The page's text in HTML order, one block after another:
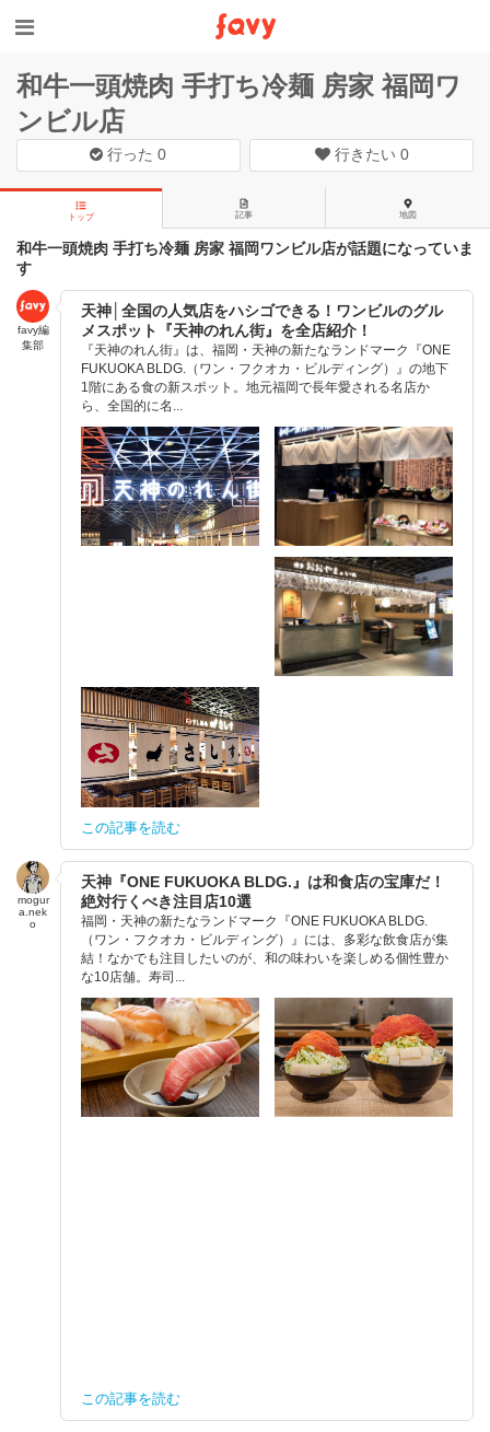
和牛一頭焼肉 手打ち冷麺 房家 福岡ワ
ンビル店
行った0 行きたい 0
トップ 記事 地図
和牛一頭焼肉 手打ち冷麺 房家 福岡ワンビル店が話題になっていま
す
favy編
集部
天神│全国の人気店をハシゴできる！ワンビルのグル
メスポット『天神のれん街』を全店紹介！
『天神のれん街』は、福岡・天神の新たなランドマーク『ONE
FUKUOKA BLDG.（ワン・フクオカ・ビルディング）』の地下
1階にある食の新スポット。地元福岡で長年愛される名店か
ら、全国的に名...
この記事を読む
mogur
a.nek
o
天神『ONE FUKUOKA BLDG.』は和食店の宝庫だ！
絶対行くべき注目店10選
福岡・天神の新たなランドマーク『ONE FUKUOKA BLDG.
（ワン・フクオカ・ビルディング）』には、多彩な飲食店が集
結！なかでも注目したいのが、和の味わいを楽しめる個性豊か
な10店舗。寿司...
この記事を読む